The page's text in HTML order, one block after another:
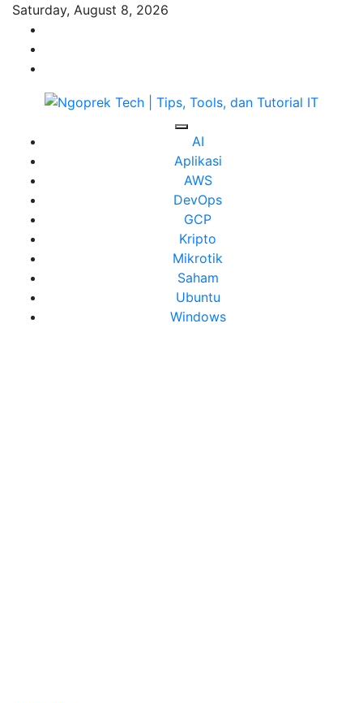
Skip
content
Saturday, August 8, 2026
Ngoprek Tech | Tips, Tools, dan Tutorial IT
Berbagi Ilmu, Ngoprek Teknologi Tanpa Batas
AI
Aplikasi
AWS
DevOps
GCP
Kripto
Mikrotik
Saham
Ubuntu
Windows